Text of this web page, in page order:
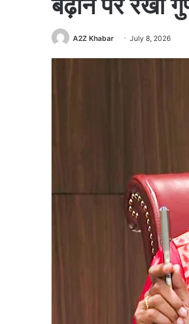
A2Z Khabar July 8, 2026